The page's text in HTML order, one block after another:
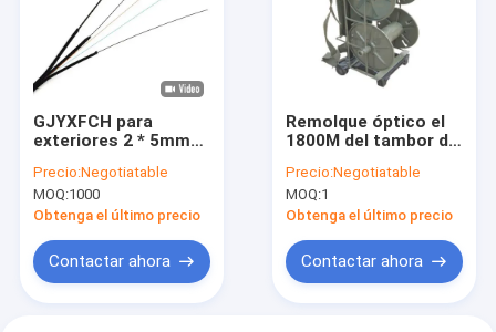
GJYXFCH para
exteriores 2 * 5mm
bobina cable de caída
de fibra LSZH cable
de fibra óptica
Precio:Negotiatable
MOQ:1000
Obtenga el último precio
Contactar ahora
Remolque óptico el
1800M del tambor de
carrete de cable de la
capa doble
Precio:Negotiatable
MOQ:1
Obtenga el último precio
Contactar ahora